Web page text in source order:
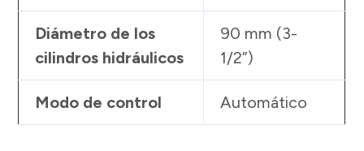
Diámetro de los
cilindros hidráulicos
90 mm (3-
1/2”)
Modo de control Automático